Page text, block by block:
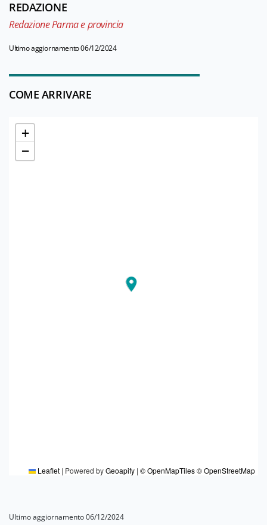
REDAZIONE
Redazione Parma e provincia
Ultimo aggiornamento 06/12/2024
COME ARRIVARE
+
−
Leaflet | Powered byGeoapify | © OpenMapTiles© OpenStreetMap
Ultimo aggiornamento 06/12/2024